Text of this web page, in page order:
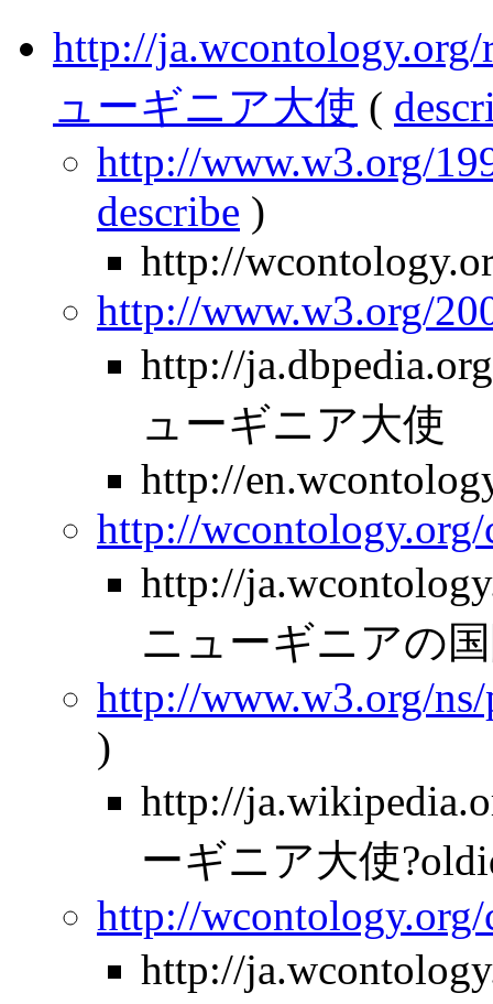
http://
ューギニア大使 (
http://www.w3.org/
describe )
http://
http://www.w3.org/
http://
ューギニア大使
http://
http://wcontology.org/
http://
ニューギニアの
http://www.w3.org/
)
http://
ーギニア大使
http://wcontology.org/
http://